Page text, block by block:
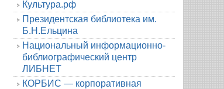
Культура.рф
Президентская библиотека им.
Б.Н.Ельцина
Национальный информационно-
библиографический центр
ЛИБНЕТ
КОРБИС — корпоративная